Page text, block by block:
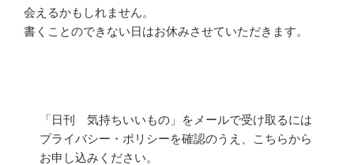
会えるかもしれません。
書くことのできない日はお休みさせていただきます。
「日刊 気持ちいいもの」をメールで受け取るには
プライバシー・ポリシーを確認のうえ、こちらから
お申し込みください。